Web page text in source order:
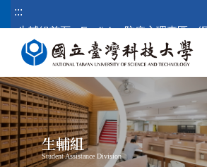
跳
到
內
容
區
塊
:::
生輔組首頁
English 防疫心理專區
生輔組
Student Assistance Division